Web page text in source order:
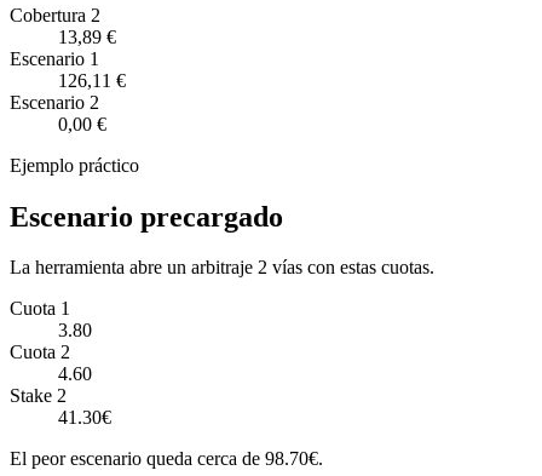
Cobertura 2
13,89 €
Escenario 1
126,11 €
Escenario 2
0,00 €
Ejemplo práctico
Escenario precargado
La herramienta abre un arbitraje 2 vías con estas cuotas.
Cuota 1
3.80
Cuota 2
4.60
Stake 2
41.30€
El peor escenario queda cerca de 98.70€.